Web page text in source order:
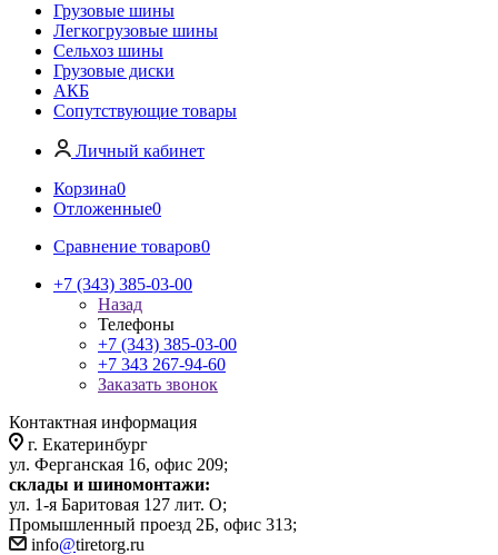
Грузовые шины
Легкогрузовые шины
Сельхоз шины
Грузовые диски
АКБ
Сопутствующие товары
Личный кабинет
Корзина0
Отложенные0
Сравнение товаров0
+7 (343) 385-03-00
Назад
Телефоны
+7 (343) 385-03-00
+7 343 267-94-60
Заказать звонок
Контактная информация
г. Екатеринбург
ул. Ферганская 16, офис 209;
склады и шиномонтажи:
ул. 1-я Баритовая 127 лит. О;
Промышленный проезд 2Б, офис 313;
info@tiretorg.ru